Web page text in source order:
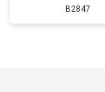
B2847